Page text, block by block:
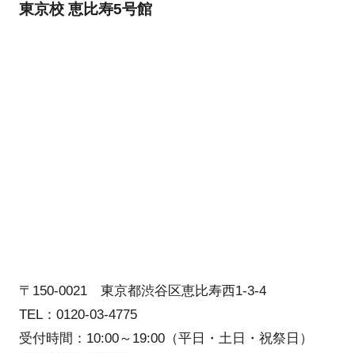
東京校 恵比寿5号館
〒150-0021 東京都渋谷区恵比寿西1-3-4
TEL：0120-03-4775
受付時間：10:00～19:00（平日・土日・祝祭日）